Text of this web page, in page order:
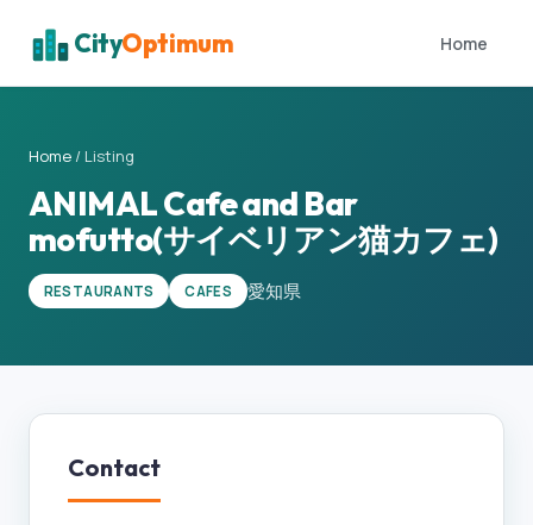
CityOptimum Home
Home / Listing
ANIMAL Cafe and Bar
mofutto(サイベリアン猫カフェ)
RESTAURANTS CAFES 愛知県
Contact